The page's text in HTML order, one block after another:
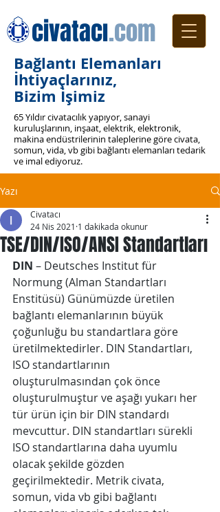
Bağlantı Elemanları
İhtiyaçlarınız,
Bizim İşimiz
65 Yıldır civatacılık yapıyor, sanayi
kuruluşlarının, inşaat, elektrik, elektronik,
makina endüstrilerinin taleplerine göre civata,
somun, vida, vb gibi bağlantı elemanları tedarik
ve imal ediyoruz.
civatacı.com
Yazı
TSE/DIN/ISO/ANSI Standartları
Civatacı
24 Nis 2021 1 dakikada okunur
DIN – Deutsches Institut für
Normung (Alman Standartları
Enstitüsü) Günümüzde üretilen
bağlantı elemanlarının büyük
çoğunluğu bu standartlara göre
üretilmektedirler. DIN Standartları,
ISO standartlarının
oluşturulmasından çok önce
oluşturulmuştur ve aşağı yukarı her
tür ürün için bir DIN standardı
mevcuttur. DIN standartları sürekli
ISO standartlarına daha uyumlu
olacak şekilde gözden
geçirilmektedir. Metrik civata,
somun, vida vb gibi bağlantı